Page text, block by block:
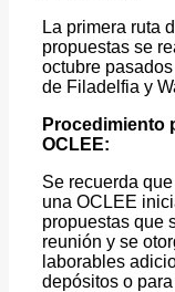
La primera ruta
propuestas se
octubre
de Filadelfia y
Procedimiento
OCLEE:
Se recuerda
una OCLEE
propuestas que
reunión y se
laborables
depósitos o